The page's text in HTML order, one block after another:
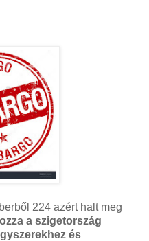
224 azért halt meg
a szigetország
és